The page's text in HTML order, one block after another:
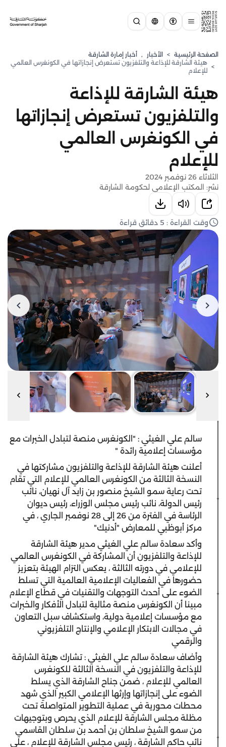
الصفحة الرئيسية > الأخبار , أخبار إمارة الشارقة
>
هيئة الشارقة للإذاعة والتلفزيون تستعرض إنجازاتها في الكونغرس العالمي
للإعلام
هيئة الشارقة للإذاعة
والتلفزيون تستعرض إنجازاتها
في الكونغرس العالمي
للإعلام
الثلاثاء 26 نوفمبر 2024
نشر: المكتب الإعلامي لحكومة الشارقة
وقت القراءة : 5 دقائق قراءة
سالم علي الغيثي : "الكونغرس منصة لتبادل الخبرات مع
مؤسسات إعلامية رائدة "
أعلنت هيئة الشارقة للإذاعة والتلفزيون مشاركتها في
النسخة الثالثة من الكونغرس العالمي للإعلام التي تقام
تحت رعاية سمو الشيخ منصور بن زايد آل نهيان، نائب
رئيس الدولة، نائب رئيس مجلس الوزراء، رئيس ديوان
الرئاسة في الفترة من 26 إلى 28 نوفمبر الجاري ، في
مركز أبوظبي للمعارض "أدنيك"
وأكد سعادة سالم علي الغيثي مدير هيئة الشارقة
للإذاعة والتلفزيون أن المشاركة في الكونغرس العالمي
للإعلامي في دورته الثالثة ، يعكس التزام الهيئة بتعزيز
حضورها في الفعاليات الإعلامية العالمية التي تسلط
الضوء على أحدث التوجهات والتقنيات في قطاع الإعلام
مبينا أن الكونغرس منصة مثالية لتبادل الأفكار والخبرات
مع مؤسسات إعلامية دولية، واستكشاف سبل التعاون
في مجالات الابتكار الإعلامي والإنتاج التلفزيوني
والرقمي
وأضاف سعادة سالم علي الغيثي : تشارك هيئة الشارقة
للإذاعة والتلفزيون في النسخة الثالثة للكونغرس
العالمي للإعلام ، ضمن جناح الشارقة الذي يسلط
الضوء على إنجازاتها وإرثها الإعلامي الكبير الذي شهد
محطات محورية في عملية التطوير المتواصلة تحت
مظلة مجلس الشارقة للإعلام الذي يحرص وبتوجيهات
من سمو الشيخ سلطان بن أحمد بن سلطان القاسمي
نائب حاكم الشارقة ، رئيس مجلس الشارقة للإعلام ، على